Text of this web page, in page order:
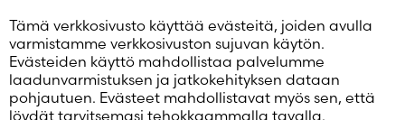
Muista minut
Kirjaudu sisään
Salasana unohtunut?
Tämä verkkosivusto käyttää evästeitä, joiden avulla
varmistamme verkkosivuston sujuvan käytön.
Evästeiden käyttö mahdollistaa palvelumme
laadunvarmistuksen ja jatkokehityksen dataan
pohjautuen. Evästeet mahdollistavat myös sen, että
löydät tarvitsemasi tehokkaammalla tavalla.